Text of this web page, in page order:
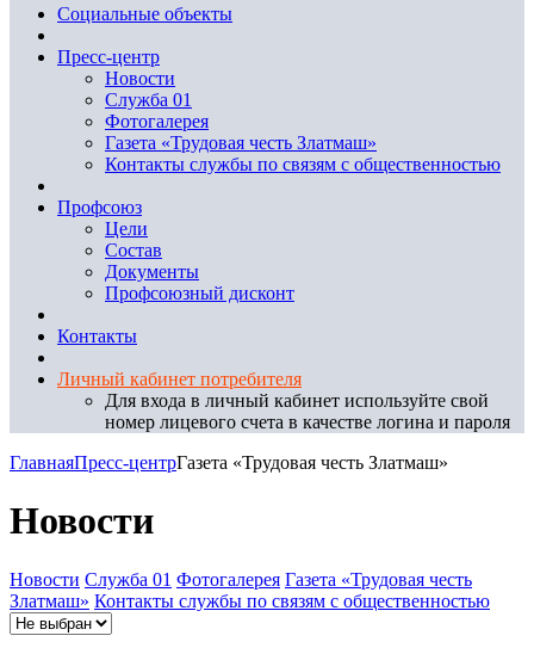
Социальные объекты
Пресс-центр
Новости
Служба 01
Фотогалерея
Газета «Трудовая честь Златмаш»
Контакты службы по связям с общественностью
Профсоюз
Цели
Состав
Документы
Профсоюзный дисконт
Контакты
Личный кабинет потребителя
Для входа в личный кабинет используйте свой
номер лицевого счета в качестве логина и пароля
ГлавнаяПресс-центрГазета «Трудовая честь Златмаш»
Новости
Новости Служба 01 Фотогалерея Газета «Трудовая честь
Златмаш» Контакты службы по связям с общественностью